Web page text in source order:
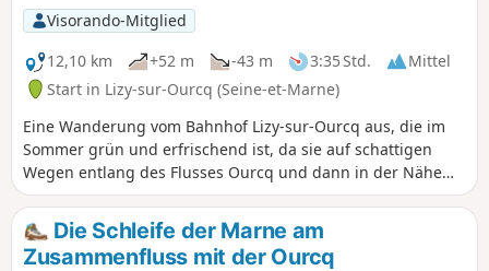
Visorando-Mitglied
12,10 km
+52 m -43 m 3:35 Std.
Mittel
Start in Lizy-sur-Ourcq (Seine-et-Marne)
Eine Wanderung vom Bahnhof Lizy-sur-Ourcq aus, die im
Sommer grün und erfrischend ist, da sie auf schattigen
Wegen entlang des Flusses Ourcq und dann in der Nähe
der Marne verläuft, mit einer Passage durch den Wald,
bevor sie nach einer Wanderung durch Felder am Bahnhof
Changis-sur-Marne endet.
Die Schleife der Marne am
Zusammenfluss mit der Ourcq